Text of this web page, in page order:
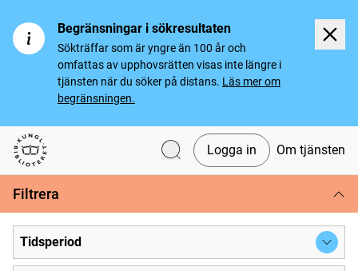
Begränsningar i sökresultaten
Sökträffar som är yngre än 100 år och
omfattas av upphovsrätten visas inte längre i
tjänsten när du söker på distans. Läs mer om
begränsningen.
Svenska tidningar
Logga in Om tjänsten
Filtrera
Tidsperiod